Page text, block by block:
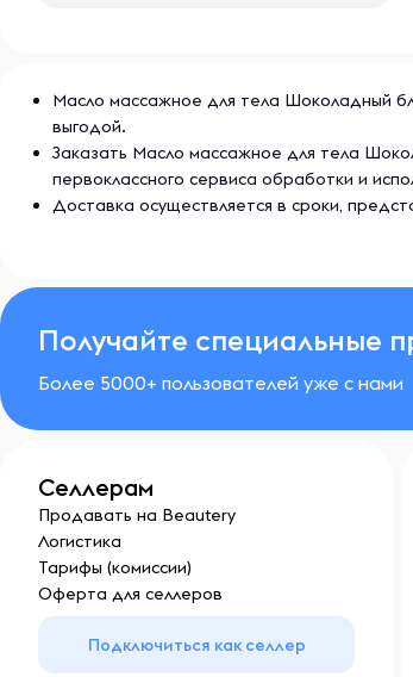
Масло массажное для тела Шоколадный
выгодой.
Заказать Масло массажное для тела
первоклассного сервиса обработки и
Доставка осуществляется в сроки,
Получайте специальные
Более 5000+ пользователей уже с нами
Селлерам
Продавать на Beautery
Логистика
Тарифы (комиссии)
Оферта для селлеров
Подключиться как селлер